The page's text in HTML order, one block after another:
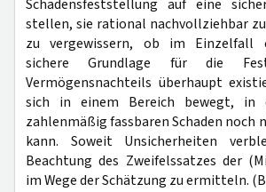
Schadensfeststellung auf eine
stellen, sie rational nachvollziehbar
zu vergewissern, ob im Einzelfall
sichere Grundlage für die
Vermögensnachteils überhaupt
sich in einem Bereich bewegt, in
zahlenmäßig fassbaren Schaden noch
kann. Soweit Unsicherheiten
Beachtung des Zweifelssatzes der
im Wege der Schätzung zu ermitteln.